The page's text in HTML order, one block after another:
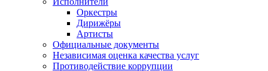
Оркестры
Дирижёры
Артисты
Официальные документы
Независимая оценка качества услуг
Противодействие коррупции